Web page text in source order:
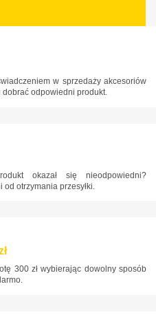
w sprzedaży akcesoriów
odpowiedni produkt.
okazał się nieodpowiedni?
otrzymania przesyłki.
300 zł wybierając dowolny sposób